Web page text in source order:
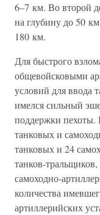
6–7 км. Во второй
на глубину до 50
180 км.
Для быстрого
общевойсковыми
условий для ввода
имелся сильный
поддержки пехоты.
танковых и
танковых и 24
танков-
самоходно-
количества
артиллерийских